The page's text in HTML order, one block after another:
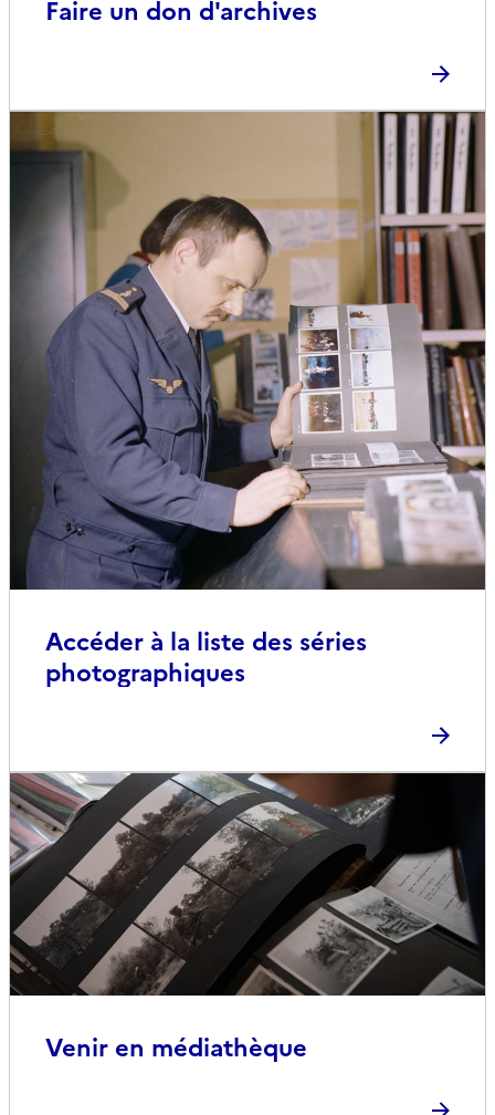
Faire un don d'archives
Accéder à la liste des séries
photographiques
Venir en médiathèque